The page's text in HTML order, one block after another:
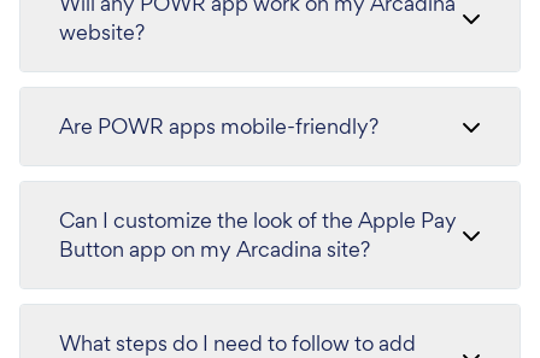
website?
Are POWR apps mobile-friendly?
Can I customize the look of the Apple Pay
Button app on my Arcadina site?
What steps do I need to follow to add